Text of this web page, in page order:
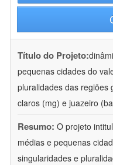
Título do Projeto:
pequenas cidades do
pluralidades das regiões
claros (mg) e juazeiro
Resumo: O projeto
médias e pequenas
singularidades e